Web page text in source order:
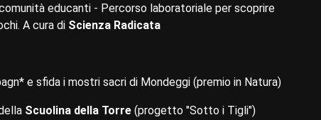
educanti - Percorso laboratoriale per scoprire
A cura di Scienza Radicata
e sfida i mostri sacri di Mondeggi (premio in Natura)
Scuolina della Torre (progetto "Sotto i Tigli")